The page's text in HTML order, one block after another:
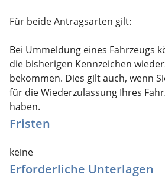
Für beide Antragsarten gilt:
Bei Ummeldung eines Fahrzeugs
die bisherigen Kennzeichen
bekommen. Dies gilt auch, wenn
für die Wiederzulassung Ihres
haben.
Fristen
keine
Erforderliche Unterlagen